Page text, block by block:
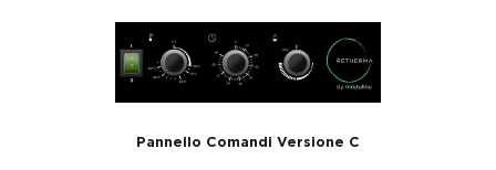
Pannello Comandi Versione C